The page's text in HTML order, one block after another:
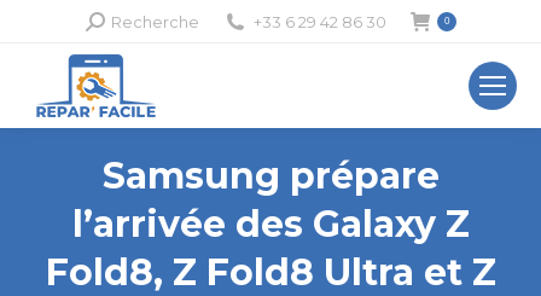
Recherche
Recherche +33 6 29 42 86 30 0
Samsung prépare
l’arrivée des Galaxy Z
Fold8, Z Fold8 Ultra et Z